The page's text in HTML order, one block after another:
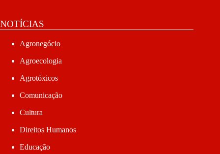
NOTÍCIAS
Agronegócio
Agroecologia
Agrotóxicos
Comunicação
Cultura
Direitos Humanos
Educação